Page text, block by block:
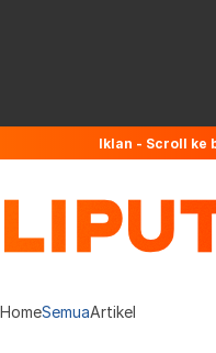
Iklan - Scroll ke
HomeSemuaArtikel